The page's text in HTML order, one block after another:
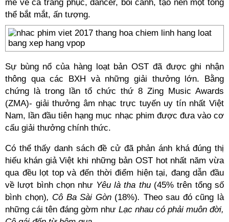
mẽ về cả trang phục, dancer, bối cảnh, tạo nên một tổng
thể bắt mắt, ấn tượng.
Sự bùng nổ của hàng loạt bản OST đã được ghi nhận
thông qua các BXH và những giải thưởng lớn. Bằng
chứng là trong lần tổ chức thứ 8 Zing Music Awards
(ZMA)- giải thưởng âm nhạc trực tuyến uy tín nhất Việt
Nam, lần đầu tiên hạng mục nhạc phim được đưa vào cơ
cấu giải thưởng chính thức.
Có thể thấy danh sách đề cử đã phản ánh khá đúng thị
hiếu khán giả Việt khi những bản OST hot nhất năm vừa
qua đều lọt top và đến thời điểm hiện tại, đang dẫn đầu
về lượt bình chọn như Yêu là tha thu (45% trên tổng số
bình chọn), Cô Ba Sài Gòn (18%). Theo sau đó cũng là
những cái tên đáng gờm như Lạc nhau có phải muôn đời,